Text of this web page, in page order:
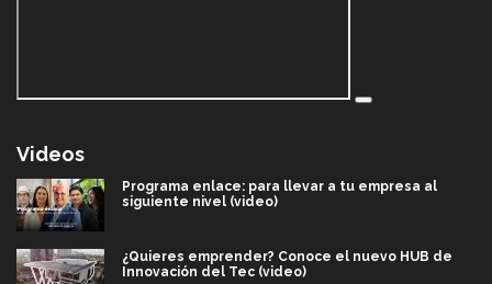
Videos
Programa enlace: para llevar a tu empresa al
siguiente nivel (video)
¿Quieres emprender? Conoce el nuevo HUB de
Innovación del Tec (video)